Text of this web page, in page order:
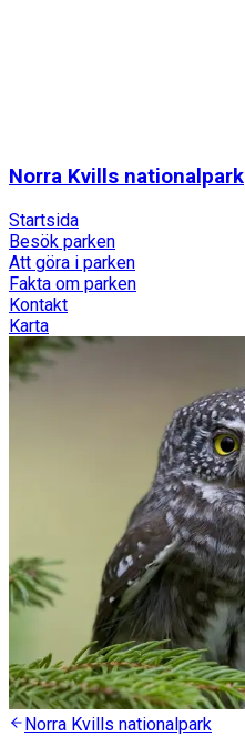
Norra Kvills nationalpark
Startsida
Besök parken
Att göra i parken
Fakta om parken
Kontakt
Karta
Norra Kvills nationalpark